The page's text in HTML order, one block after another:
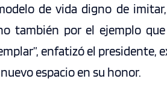
de vida digno de
también por el ejemplo
enfatizó el presidente,
espacio en su honor.